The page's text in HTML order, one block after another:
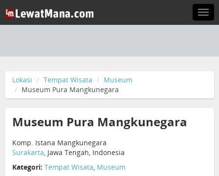
Lokasi Tempat Wisata
Museum
Museum Pura Mangkunegara
Museum Pura Mangkunegara
Komp. Istana Mangkunegara
Surakarta, Jawa Tengah, Indonesia
Kategori: Tempat Wisata, Museum